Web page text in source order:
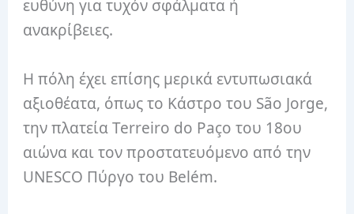
ευθύνη για τυχόν σφάλματα ή
ανακρίβειες.
Η πόλη έχει επίσης μερικά εντυπωσιακά
αξιοθέατα, όπως το Κάστρο του São Jorge,
την πλατεία Terreiro do Paço του 18ου
αιώνα και τον προστατευόμενο από την
UNESCO Πύργο του Belém.